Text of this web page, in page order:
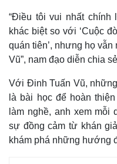
“Điều tôi vui nhất
khác biệt so với ‘Cuộc
quán tiên’, nhưng họ
Vũ”, nam đạo diễn chia
Với Đinh Tuấn Vũ,
là bài học để hoàn
làm nghề, anh xem mỗi
sự đồng cảm từ khán
khám phá những hướng